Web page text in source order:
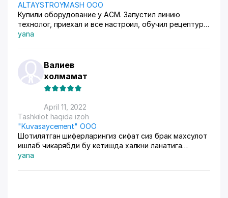
ALTAYSTROYMASH OOO
Купили оборудование у АСМ. Запустил линию
технолог, приехал и все настроил, обучил рецептуре.
У нас везде пользуются газаблоками вместо
Нам понравился завод и специалисты.
yana
Валиев
холмамат
April 11, 2022
Tashkilot haqida izoh
"Kuvasaycement" ООО
Шотилятган шиферларингиз сифат сиз брак махсулот
ишлаб чикарябди бу кетишда халкни ланатига
учрайсанлар
yana